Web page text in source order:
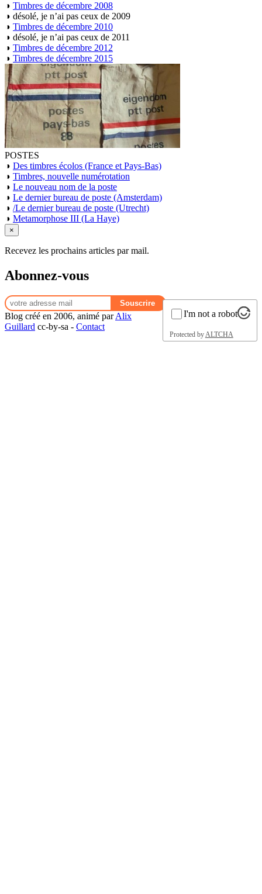
◑ Timbres de décembre 2008
◑ désolé, je n’ai pas ceux de 2009
◑ Timbres de décembre 2010
◑ désolé, je n’ai pas ceux de 2011
◑ Timbres de décembre 2012
◑ Timbres de décembre 2015
POSTES
◑ Des timbres écolos (France et Pays-Bas)
◑ Timbres, nouvelle numérotation
◑ Le nouveau nom de la poste
◑ Le dernier bureau de poste (Amsterdam)
◑ /Le dernier bureau de poste (Utrecht)
◑ Metamorphose III (La Haye)
×
Recevez les prochains articles par mail.
Abonnez-vous
I'm not a robot
Protected by ALTCHA
Blog créé en 2006, animé parAlix
Guillard cc-by-sa - Contact